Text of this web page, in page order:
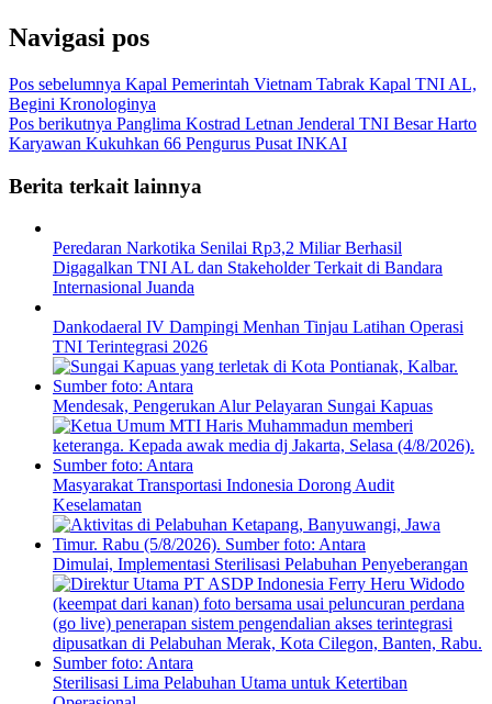
Navigasi pos
Kapal Pemerintah Vietnam Tabrak Kapal TNI AL,
Begini Kronologinya
Pos berikutnyaPanglima Kostrad Letnan Jenderal TNI Besar Harto
Karyawan Kukuhkan 66 Pengurus Pusat INKAI
Berita terkait lainnya
Peredaran Narkotika Senilai Rp3,2 Miliar Berhasil
Digagalkan TNI AL dan Stakeholder Terkait di Bandara
Internasional Juanda
Dankodaeral IV Dampingi Menhan Tinjau Latihan Operasi
TNI Terintegrasi 2026
Mendesak, Pengerukan Alur Pelayaran Sungai Kapuas
Masyarakat Transportasi Indonesia Dorong Audit
Keselamatan
Dimulai, Implementasi Sterilisasi Pelabuhan Penyeberangan